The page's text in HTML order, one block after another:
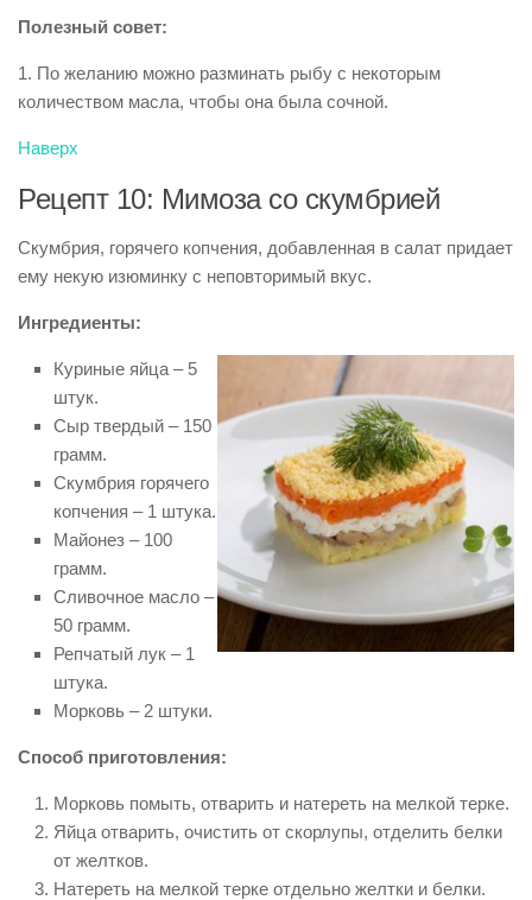
Полезный совет:
1. По желанию можно разминать рыбу с некоторым
количеством масла, чтобы она была сочной.
Наверх
Рецепт 10: Мимоза со скумбрией
Скумбрия, горячего копчения, добавленная в салат придает
ему некую изюминку с неповторимый вкус.
Ингредиенты:
Куриные яйца – 5
штук.
Сыр твердый – 150
грамм.
Скумбрия горячего
копчения – 1 штука.
Майонез – 100
грамм.
Сливочное масло –
50 грамм.
Репчатый лук – 1
штука.
Морковь – 2 штуки.
Способ приготовления:
Морковь помыть, отварить и натереть на мелкой терке.
Яйца отварить, очистить от скорлупы, отделить белки
от желтков.
Натереть на мелкой терке отдельно желтки и белки.